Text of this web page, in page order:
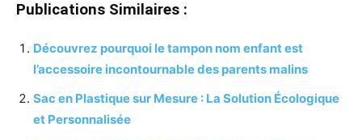
Publications Similaires :
Découvrez pourquoi le tampon nom enfant est
l’accessoire incontournable des parents malins
Sac en Plastique sur Mesure : La Solution Écologique
et Personnalisée